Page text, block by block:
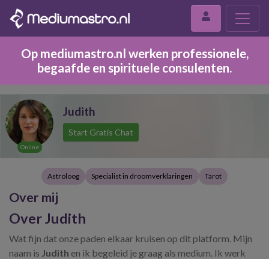
Op mediumastro.nl werken professionele,
begaafde en spirituele consulenten.
Online
Judith
Start Gratis Chat
Astroloog Specialist in droomverklaringen Tarot
Over mij
Over Judith
Wat fijn dat onze paden elkaar kruisen op dit platform. Mijn
naam is Judith en ik begeleid je graag als medium. Ik werk